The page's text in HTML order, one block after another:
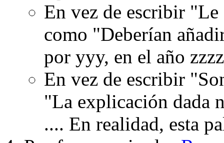
En vez de escribir
como "Deberían
por yyy, en el año
En vez de escribir
"La explicación dada
.... En realidad, esta